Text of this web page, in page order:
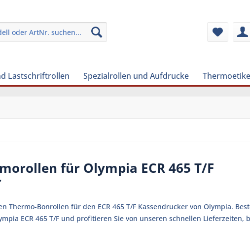
Lastschriftrollen Spezialrollen und Aufdrucke
für Olympia ECR 465 T/F
Thermo-Bonrollen für den ECR 465 T/F Kassendrucker von Olympia.
ECR 465 T/F und profitieren Sie von unseren schnellen Lieferzeiten,